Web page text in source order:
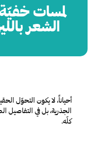
لمسات
الشعر
أحياناً، لا يكون التحوّل
الجذرية، بل في التفاصيل
كلّه.